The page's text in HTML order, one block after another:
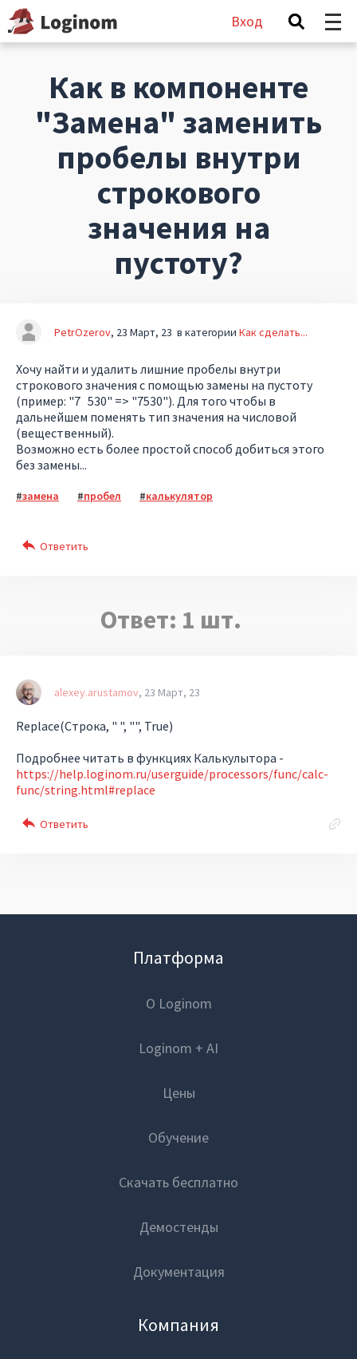
Вход
Как в компоненте
"Замена" заменить
пробелы внутри
строкового
значения на
пустоту?
PetrOzerov 23 Март, 23 в категории Как сделать...
Хочу найти и удалить лишние пробелы внутри
строкового значения с помощью замены на пустоту
(пример: "7 530" => "7530"). Для того чтобы в
дальнейшем поменять тип значения на числовой
(вещественный).
Возможно есть более простой способ добиться этого
без замены...
замена пробел калькулятор
Ответ: 1 шт.
alexey.arustamov 23 Март, 23
Replace(Строка, " ", "", True)
Подробнее читать в функциях Калькулытора -
https://help.loginom.ru/userguide/processors/func/calc-
func/string.html#replace
Платформа
О Loginom
Loginom + AI
Цены
Обучение
Скачать бесплатно
Демостенды
Документация
Компания